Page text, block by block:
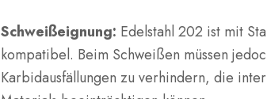
Schweißeignung: Edelstahl 202 ist mit
kompatibel. Beim Schweißen müssen
Karbidausfällungen zu verhindern, die